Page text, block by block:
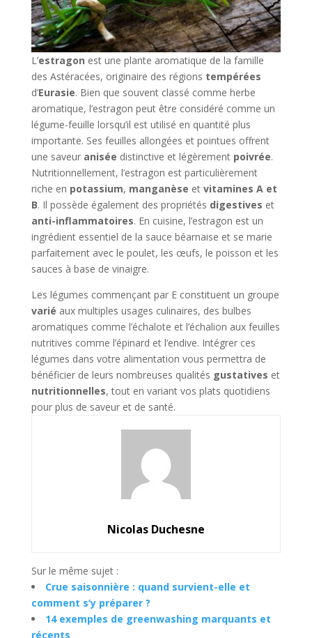
L’estragon est une plante aromatique de la famille
des Astéracées, originaire des régions tempérées
d’Eurasie. Bien que souvent classé comme herbe
aromatique, l’estragon peut être considéré comme un
légume-feuille lorsqu’il est utilisé en quantité plus
importante. Ses feuilles allongées et pointues offrent
une saveur anisée distinctive et légèrement poivrée.
Nutritionnellement, l’estragon est particulièrement
riche en potassium, manganèse et vitamines A et
B. Il possède également des propriétés digestives et
anti-inflammatoires. En cuisine, l’estragon est un
ingrédient essentiel de la sauce béarnaise et se marie
parfaitement avec le poulet, les œufs, le poisson et les
sauces à base de vinaigre.
Les légumes commençant par E constituent un groupe
varié aux multiples usages culinaires, des bulbes
aromatiques comme l’échalote et l’échalion aux feuilles
nutritives comme l’épinard et l’endive. Intégrer ces
légumes dans votre alimentation vous permettra de
bénéficier de leurs nombreuses qualités gustatives et
nutritionnelles, tout en variant vos plats quotidiens
pour plus de saveur et de santé.
Nicolas Duchesne
Sur le même sujet :
Crue saisonnière : quand survient-elle et
comment s’y préparer ?
14 exemples de greenwashing marquants et
récents